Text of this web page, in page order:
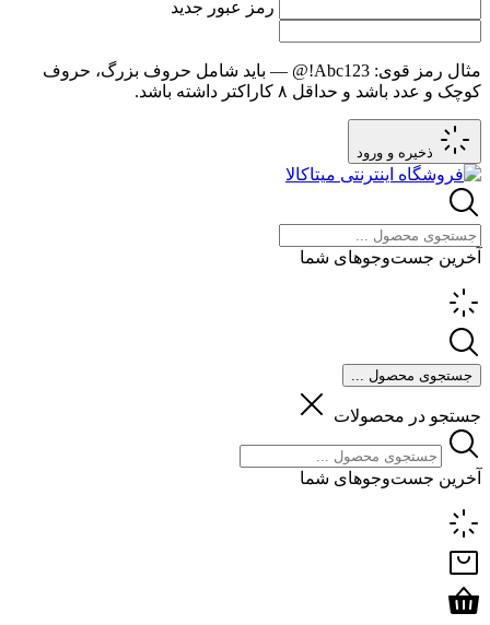
رمز عبور جدید
مثال رمز قوی: Abc123!@
— باید شامل حروف بزرگ، حروف
کوچک و عدد باشد و حداقل ۸ کاراکتر داشته باشد.
ذخیره و ورود
آخرین جست‌وجوهای شما
جستجوی محصول ...
جستجو در محصولات
آخرین جست‌وجوهای شما